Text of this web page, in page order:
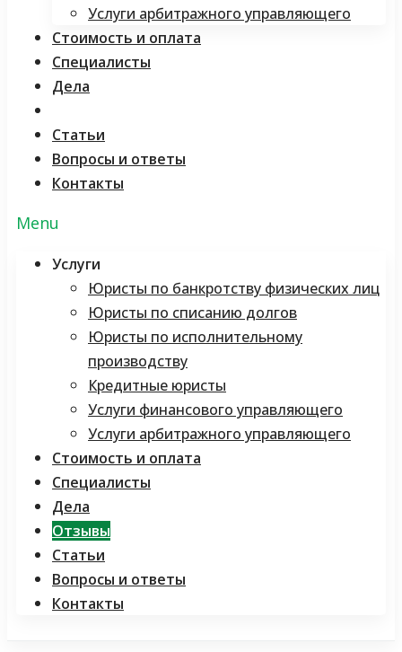
Услуги арбитражного управляющего
Стоимость и оплата
Специалисты
Дела
Статьи
Вопросы и ответы
Контакты
Menu
Услуги
Юристы по банкротству физических лиц
Юристы по списанию долгов
Юристы по исполнительному
производству
Кредитные юристы
Услуги финансового управляющего
Услуги арбитражного управляющего
Стоимость и оплата
Специалисты
Дела
Отзывы
Статьи
Вопросы и ответы
Контакты